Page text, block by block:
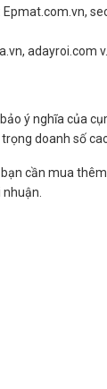
adayroi.com
ý nghĩa của
doanh số
cần mua